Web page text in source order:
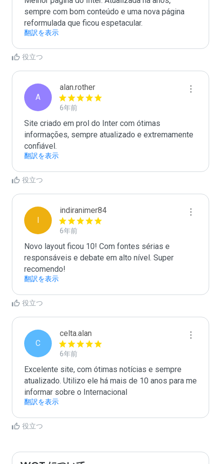
sempre com bom conteúdo e uma nova página
reformulada que ficou espetacular.
翻訳を表示
役立つ
A
alan.rother
6年前
Site criado em prol do Inter com ótimas
informações, sempre atualizado e extremamente
confiável.
翻訳を表示
役立つ
I
indiranimer84
6年前
Novo layout ficou 10! Com fontes sérias e
responsáveis e debate em alto nível. Super
recomendo!
翻訳を表示
役立つ
C
celta.alan
6年前
Excelente site, com ótimas notícias e sempre
atualizado. Utilizo ele há mais de 10 anos para me
informar sobre o Internacional
翻訳を表示
役立つ